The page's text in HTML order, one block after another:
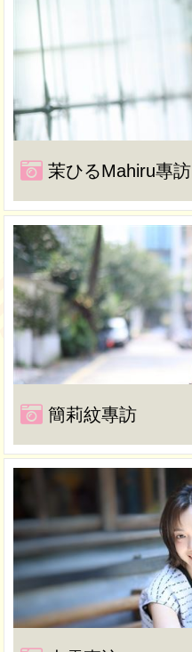
茉ひるMahiru專訪
簡莉紋專訪